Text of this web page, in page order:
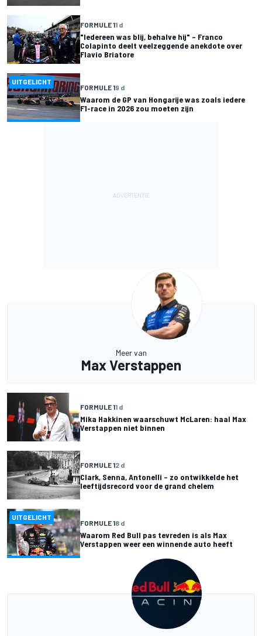
FORMULE 11 d
"Iedereen was blij, behalve hij" – Franco
Colapinto deelt veelzeggende anekdote over
Flavio Briatore
UITGELICHT
FORMULE 19 d
Waarom de GP van Hongarije was zoals iedere
F1-race in 2026 zou moeten zijn
Meer van
Max Verstappen
FORMULE 11 d
Mika Hakkinen waarschuwt McLaren: haal Max
Verstappen niet binnen
FORMULE 12 d
Clark, Senna, Antonelli – zo ontwikkelde het
leeftijdsrecord voor de grand chelem
UITGELICHT
FORMULE 18 d
Waarom Red Bull pas tevreden is als Max
Verstappen weer een winnende auto heeft